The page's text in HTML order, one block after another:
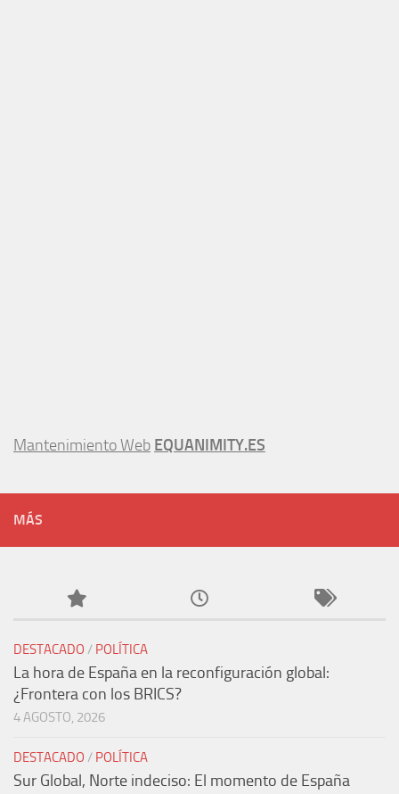
Mantenimiento Web EQUANIMITY.ES
MÁS
DESTACADO / POLÍTICA
La hora de España en la reconfiguración global:
¿Frontera con los BRICS?
4 AGOSTO, 2026
DESTACADO / POLÍTICA
Sur Global, Norte indeciso: El momento de España